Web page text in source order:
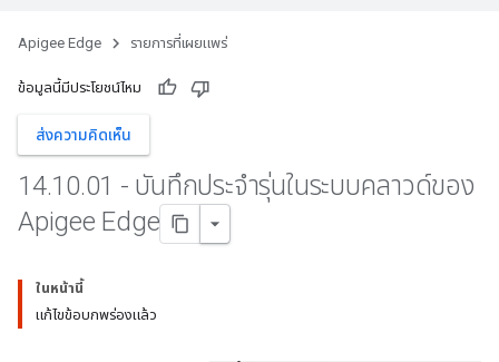
Apigee Edge รายการที่เผยแพร่
ข้อมูลนี้มีประโยชน์ไหม
ส่งความคิดเห็น
14.10.01 - บันทึกประจำรุ่นในระบบคลาวด์ของ
Apigee Edge
ในหน้านี้
แก้ไขข้อบกพร่องแล้ว